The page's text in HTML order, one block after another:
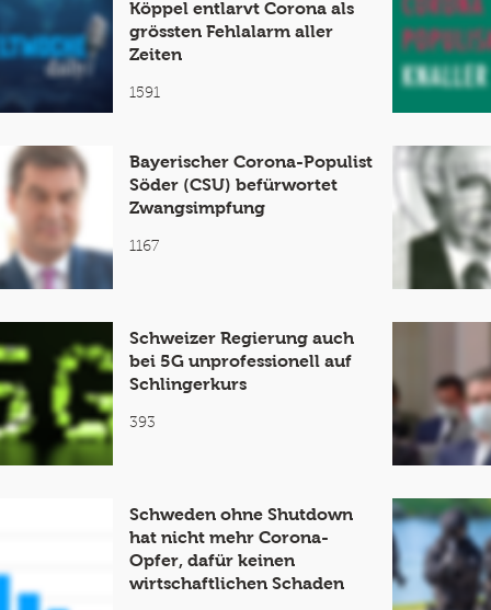
Köppel entlarvt Corona als
grössten Fehlalarm aller
Zeiten
1591
Bayerischer Corona-Populist
Söder (CSU) befürwortet
Zwangsimpfung
1167
Schweizer Regierung auch
bei 5G unprofessionell auf
Schlingerkurs
393
Schweden ohne Shutdown
hat nicht mehr Corona-
Opfer, dafür keinen
wirtschaftlichen Schaden